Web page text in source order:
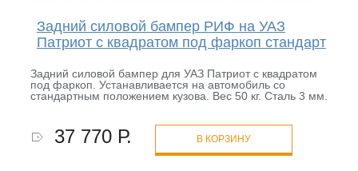
Задний силовой бампер РИФ на УАЗ
Патриот с квадратом под фаркоп стандарт
Задний силовой бампер для УАЗ Патриот с квадратом
под фаркоп. Устанавливается на автомобиль со
стандартным положением кузова. Вес 50 кг. Сталь 3 мм.
37 770 Р. В КОРЗИНУ